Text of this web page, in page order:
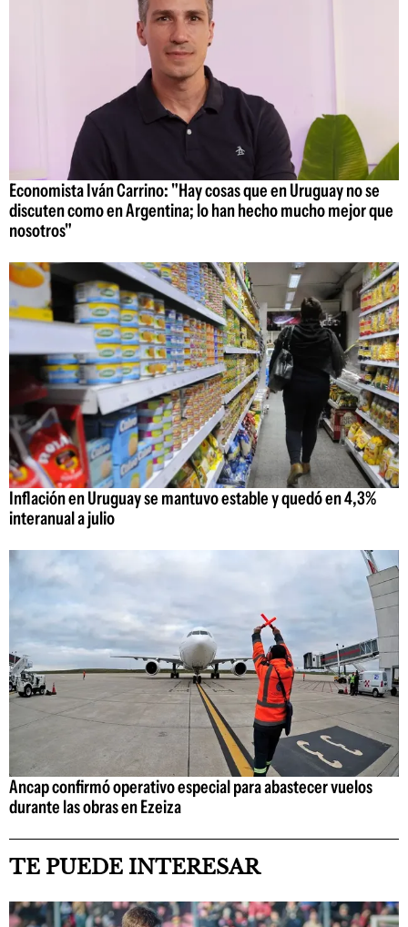
Economista Iván Carrino: "Hay cosas que en Uruguay no se
discuten como en Argentina; lo han hecho mucho mejor que
nosotros"
Inflación en Uruguay se mantuvo estable y quedó en 4,3%
interanual a julio
Ancap confirmó operativo especial para abastecer vuelos
durante las obras en Ezeiza
TE PUEDE INTERESAR